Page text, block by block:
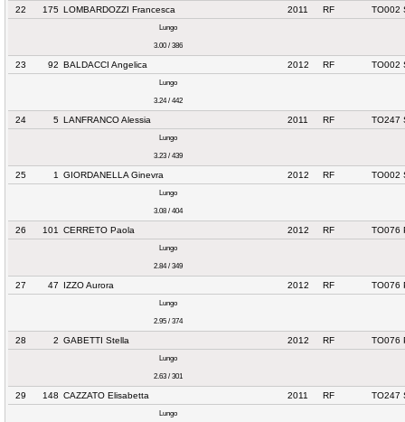
22 175 LOMBARDOZZI Francesca 2011 RF TO002
Lungo
3.00 / 386
23 92 BALDACCI Angelica 2012 RF TO002
Lungo
3.24 / 442
24 5 LANFRANCO Alessia 2011 RF TO247
Lungo
3.23 / 439
25 1 GIORDANELLA Ginevra 2012 RF TO002
Lungo
3.08 / 404
26 101 CERRETO Paola 2012 RF TO076
Lungo
2.84 / 349
27 47 IZZO Aurora 2012 RF TO076
Lungo
2.95 / 374
28 2 GABETTI Stella 2012 RF TO076
Lungo
2.63 / 301
29 148 CAZZATO Elisabetta 2011 RF TO247
Lungo